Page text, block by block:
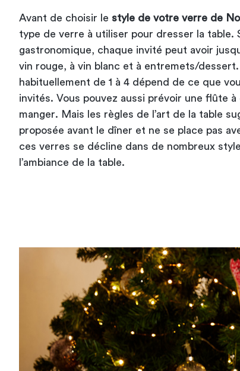
Avant de choisir le style de votre verre de
type de verre à utiliser pour dresser la table.
gastronomique, chaque invité peut avoir
vin rouge, à vin blanc et à entremets/
habituellement de 1 à 4 dépend de ce que
invités. Vous pouvez aussi prévoir une flûte
manger. Mais les règles de l’art de la table
proposée avant le dîner et ne se place pas
ces verres se décline dans de nombreux
l’ambiance de la table.